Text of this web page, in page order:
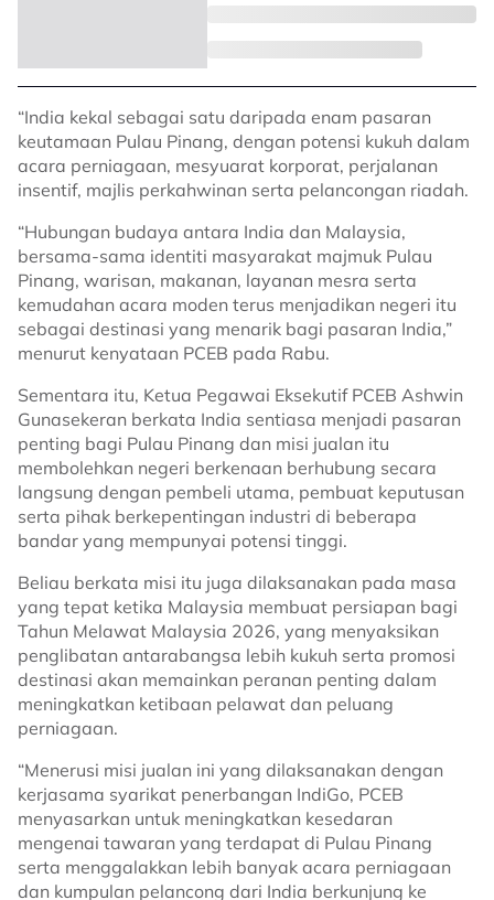
“India kekal sebagai satu daripada enam pasaran
keutamaan Pulau Pinang, dengan potensi kukuh dalam
acara perniagaan, mesyuarat korporat, perjalanan
insentif, majlis perkahwinan serta pelancongan riadah.
“Hubungan budaya antara India dan Malaysia,
bersama-sama identiti masyarakat majmuk Pulau
Pinang, warisan, makanan, layanan mesra serta
kemudahan acara moden terus menjadikan negeri itu
sebagai destinasi yang menarik bagi pasaran India,”
menurut kenyataan PCEB pada Rabu.
Sementara itu, Ketua Pegawai Eksekutif PCEB Ashwin
Gunasekeran berkata India sentiasa menjadi pasaran
penting bagi Pulau Pinang dan misi jualan itu
membolehkan negeri berkenaan berhubung secara
langsung dengan pembeli utama, pembuat keputusan
serta pihak berkepentingan industri di beberapa
bandar yang mempunyai potensi tinggi.
Beliau berkata misi itu juga dilaksanakan pada masa
yang tepat ketika Malaysia membuat persiapan bagi
Tahun Melawat Malaysia 2026, yang menyaksikan
penglibatan antarabangsa lebih kukuh serta promosi
destinasi akan memainkan peranan penting dalam
meningkatkan ketibaan pelawat dan peluang
perniagaan.
“Menerusi misi jualan ini yang dilaksanakan dengan
kerjasama syarikat penerbangan IndiGo, PCEB
menyasarkan untuk meningkatkan kesedaran
mengenai tawaran yang terdapat di Pulau Pinang
serta menggalakkan lebih banyak acara perniagaan
dan kumpulan pelancong dari India berkunjung ke